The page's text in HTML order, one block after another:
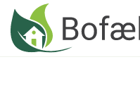
Skip to main content